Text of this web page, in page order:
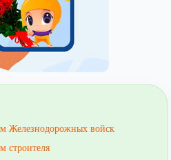
Железнодорожных войск
строителя